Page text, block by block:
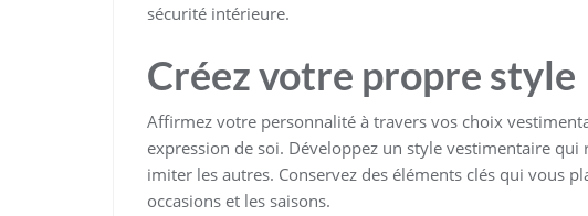
sécurité intérieure.
Créez votre propre style
Affirmez votre personnalité à travers vos choix
expression de soi. Développez un style vestimentaire qui
imiter les autres. Conservez des éléments clés qui vous
occasions et les saisons.